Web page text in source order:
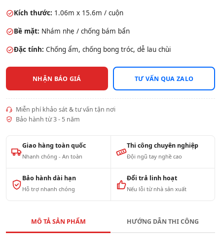
Kích thước: 1.06m x 15.6m / cuộn
Bề mặt: Nhám nhẹ / chống bám bẩn
Đặc tính: Chống ẩm, chống bong tróc, dễ lau chùi
NHẬN BÁO GIÁ TƯ VẤN QUA ZALO
Miễn phí khảo sát & tư vấn tận nơi
Bảo hành từ 3 - 5 năm
Giao hàng toàn quốc
Nhanh chóng - An toàn
Thi công chuyên nghiệp
Đội ngũ tay nghề cao
Bảo hành dài hạn
Hỗ trợ nhanh chóng
Đổi trả linh hoạt
Nếu lỗi từ nhà sản xuất
MÔ TẢ SẢN PHẨM HƯỚNG DẪN THI CÔNG